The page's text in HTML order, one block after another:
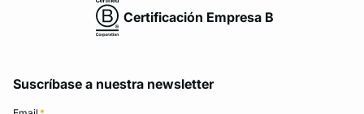
Certificación Empresa B
Suscríbase a nuestra newsletter